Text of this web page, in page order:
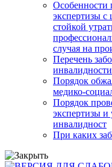
Особенности
экспертизы с
стойкой
случая на
Перечень
инвалидности
Порядок
медико-
Порядок
экспертизы и
инвалидност
При каких